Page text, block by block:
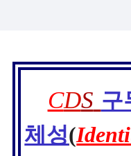
CDS 구
체성(